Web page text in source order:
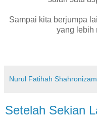
Sampai kita berjumpa
yang lebih
Nurul Fatihah Shahronizam
Setelah Sekian